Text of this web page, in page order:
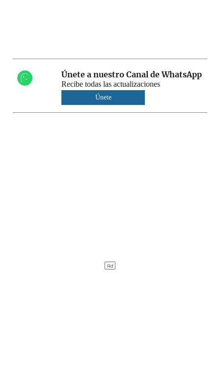
Únete a nuestro Canal de WhatsApp
Recibe todas las actualizaciones
Únete